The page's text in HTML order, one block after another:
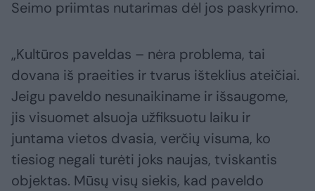
Seimo priimtas nutarimas dėl jos paskyrimo.
„Kultūros paveldas – nėra problema, tai
dovana iš praeities ir tvarus išteklius ateičiai.
Jeigu paveldo nesunaikiname ir išsaugome,
jis visuomet alsuoja užfiksuotu laiku ir
juntama vietos dvasia, verčių visuma, ko
tiesiog negali turėti joks naujas, tviskantis
objektas. Mūsų visų siekis, kad paveldo